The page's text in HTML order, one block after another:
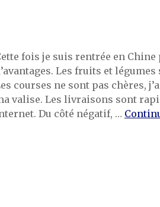
fois je suis rentrée en
Les fruits et
courses ne sont pas chères,
valise. Les livraisons sont
Du côté négatif, …